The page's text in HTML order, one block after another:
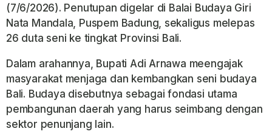
(7/6/2026). Penutupan digelar di Balai Budaya Giri
Nata Mandala, Puspem Badung, sekaligus melepas
26 duta seni ke tingkat Provinsi Bali.
Dalam arahannya, Bupati Adi Arnawa meengajak
masyarakat menjaga dan kembangkan seni budaya
Bali. Budaya disebutnya sebagai fondasi utama
pembangunan daerah yang harus seimbang dengan
sektor penunjang lain.